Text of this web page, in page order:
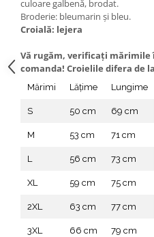
culoare galbenă, brodat.
Broderie: bleumarin și bleu.
Croială: lejera
Vă rugăm, verificaţi mărimile
comanda! Croielile difera de
Mărimi Lățime Lungime
S 50 cm 69 cm
M 53 cm 71 cm
L 56 cm 73 cm
XL 59 cm 75 cm
2XL 63 cm 77 cm
3XL 66 cm 79 cm